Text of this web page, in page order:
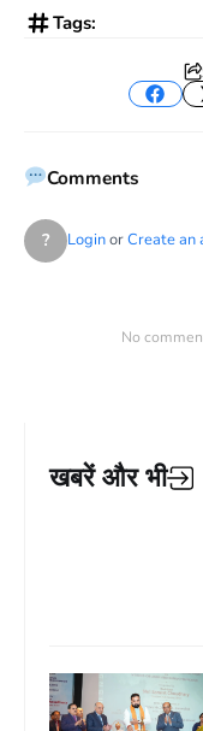
Tags:
Comments
? LoginorCreate an
No
खबरें और भी